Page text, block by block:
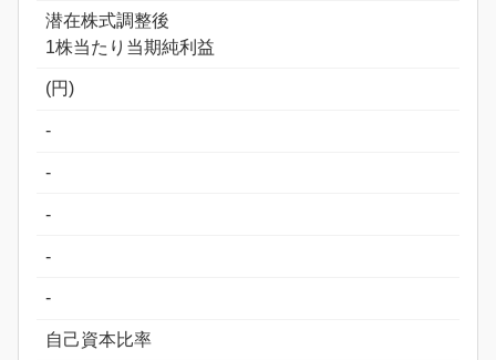
潜在株式調整後
1株当たり当期純利益
(円)
-
-
-
-
-
自己資本比率